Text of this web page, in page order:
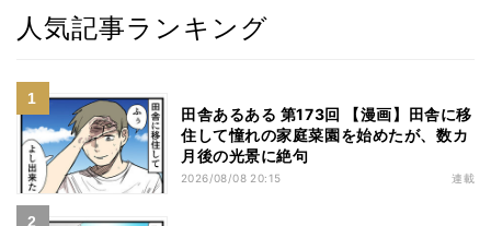
人気記事ランキング
田舎あるある 第173回 【漫画】田舎に移
住して憧れの家庭菜園を始めたが、数カ
月後の光景に絶句
2026/08/08 20:15 連載